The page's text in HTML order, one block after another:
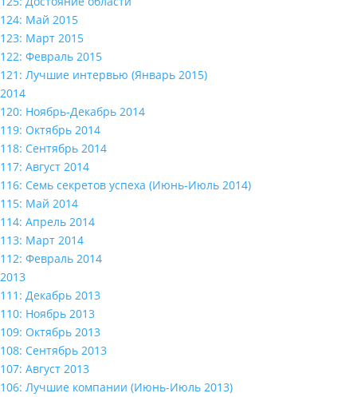
124: Май 2015
123: Март 2015
122: Февраль 2015
121: Лучшие интервью (Январь 2015)
2014
120: Ноябрь-Декабрь 2014
119: Октябрь 2014
118: Сентябрь 2014
117: Август 2014
116: Семь секретов успеха (Июнь-Июль 2014)
115: Май 2014
114: Апрель 2014
113: Март 2014
112: Февраль 2014
2013
111: Декабрь 2013
110: Ноябрь 2013
109: Октябрь 2013
108: Сентябрь 2013
107: Август 2013
106: Лучшие компании (Июнь-Июль 2013)